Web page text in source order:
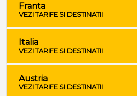
Franta
VEZI TARIFE SI DESTINATII
Italia
VEZI TARIFE SI DESTINATII
Austria
VEZI TARIFE SI DESTINATII